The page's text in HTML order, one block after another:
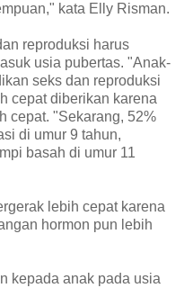
kata Elly Risman.
reproduksi harus
usia pubertas. "Anak-
seks dan reproduksi
cepat diberikan karena
cepat. "Sekarang, 52%
di umur 9 tahun,
basah di umur 11
lebih cepat karena
hormon pun lebih
kepada anak pada usia